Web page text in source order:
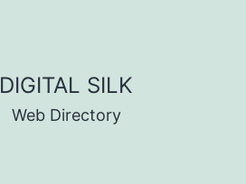
DIGITAL SILK
Web Directory